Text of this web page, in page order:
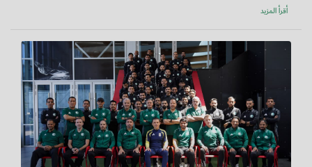
أقرأ المزيد